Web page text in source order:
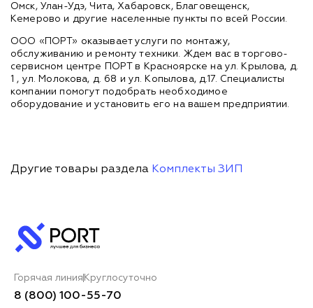
Омск, Улан-Удэ, Чита, Хабаровск, Благовещенск,
Кемерово и другие населенные пункты по всей России.
ООО «ПОРТ» оказывает услуги по монтажу,
обслуживанию и ремонту техники. Ждем вас в торгово-
сервисном центре ПОРТ в Красноярске на ул. Крылова, д.
1 , ул. Молокова, д. 68 и ул. Копылова, д.17. Специалисты
компании помогут подобрать необходимое
оборудование и установить его на вашем предприятии.
Другие товары раздела Комплекты ЗИП
Горячая линия Круглосуточно
8 (800) 100-55-70